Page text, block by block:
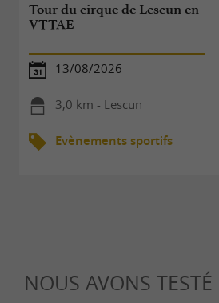
Tour du cirque de Lescun en
VTTAE
13/08/2026
3,0 km - Lescun
Evènements sportifs
NOUS AVONS TESTÉ